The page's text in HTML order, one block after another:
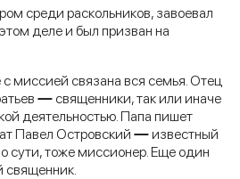
среди раскольников, завоевал
деле и был призван на
миссией связана вся семья. Отец
— священники, так или иначе
деятельностью. Папа пишет
Павел Островский —известный
сути, тоже миссионер. Еще один
священник.